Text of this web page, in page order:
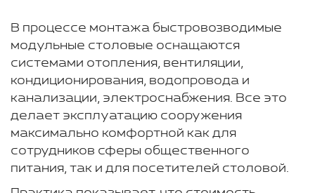
В процессе монтажа быстровозводимые
модульные столовые оснащаются
системами отопления, вентиляции,
кондиционирования, водопровода и
канализации, электроснабжения. Все это
делает эксплуатацию сооружения
максимально комфортной как для
сотрудников сферы общественного
питания, так и для посетителей столовой.